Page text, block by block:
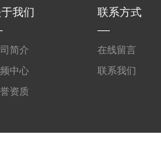
我们
简介
中心
资质
联系方式
在线留言
联系我们